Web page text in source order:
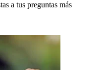
a tus preguntas más